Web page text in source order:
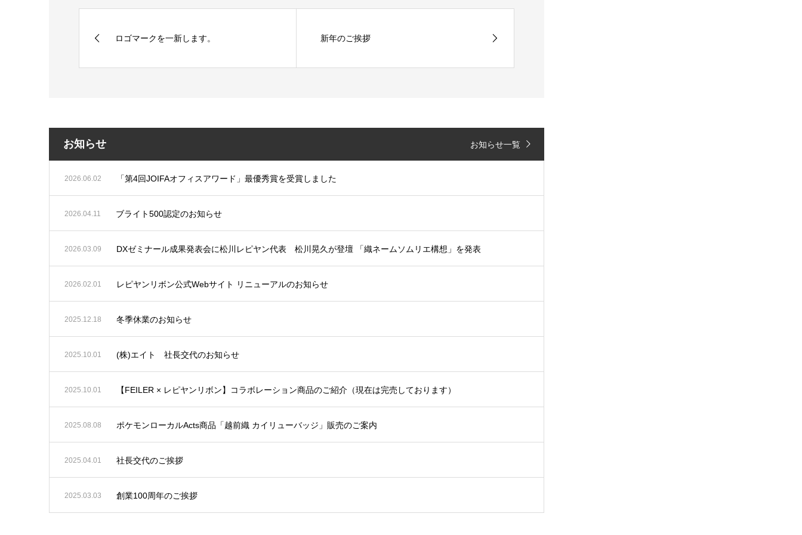
ロゴマークを一新します。 新年のご挨拶
お知らせ お知らせ一覧
2026.06.02 「第4回JOIFAオフィスアワード」最優秀賞を受賞しました
2026.04.11 ブライト500認定のお知らせ
2026.03.09 DXゼミナール成果発表会に松川レピヤン代表 松川晃久が登壇 「織ネームソムリエ構想」を発表
2026.02.01 レピヤンリボン公式Webサイト リニューアルのお知らせ
2025.12.18 冬季休業のお知らせ
2025.10.01 (株)エイト 社長交代のお知らせ
2025.10.01 【FEILER × レピヤンリボン】コラボレーション商品のご紹介（現在は完売しております）
2025.08.08 ポケモンローカルActs商品「越前織 カイリューバッジ」販売のご案内
2025.04.01 社長交代のご挨拶
2025.03.03 創業100周年のご挨拶